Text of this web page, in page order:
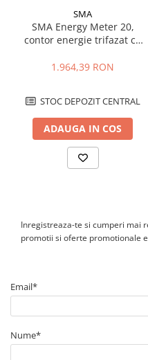
Cutie ABS modulara
Doze
Doze aparat
Jgheab metalic perforat
Jgheab tip sarma
Tablou metalic
Tablou organizare santier
Tub flexibil dublu perete
Aparate de masura si
Butoane
SMA
SMA Energy Meter 20,
contor energie trifazat cu
1.964,39 RON
STOC DEPOZIT CENTRAL
ADAUGA IN COS
Inregistreaza-te si cumperi mai
promotii si oferte promotionale
Email*
Nume*